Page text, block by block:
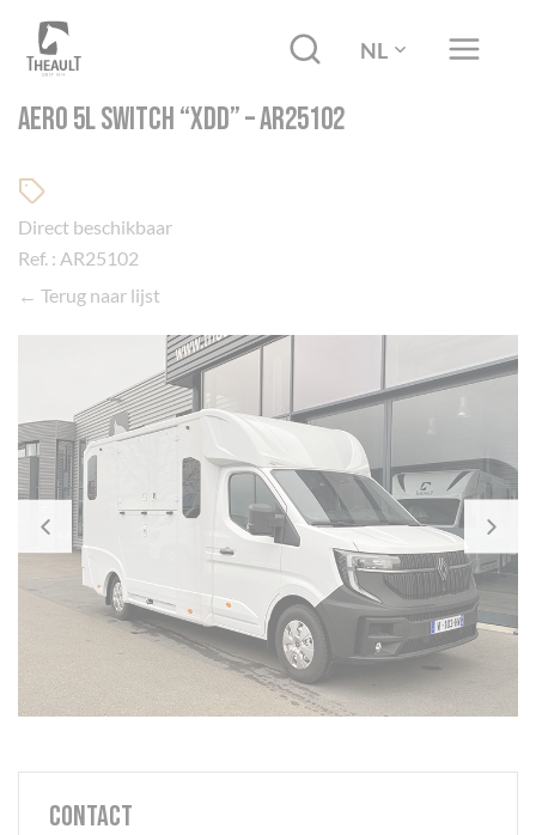
NL
AERO 5L SWITCH “XDD” – AR25102
Direct beschikbaar
Ref. : AR25102
← Terug naar lijst
Contact